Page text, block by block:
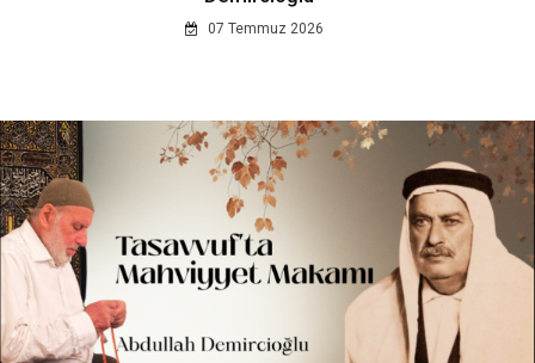
07 Temmuz 2026